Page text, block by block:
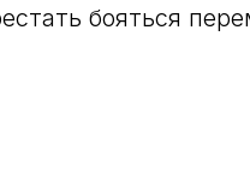
бояться